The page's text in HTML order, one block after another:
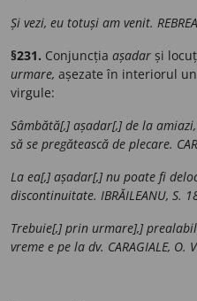
Și vezi, eu totuși am venit.
§231. Conjuncția așadar și
urmare, așezate în interiorul
virgule:
Sâmbătă[,] așadar[,] de la
să se pregătească de plecare.
La ea[,] așadar[,] nu poate fi
discontinuitate. IBRĂILEANU, S.
Trebuie[,] prin urmare],]
vreme e pe la dv. CARAGIALE, O.